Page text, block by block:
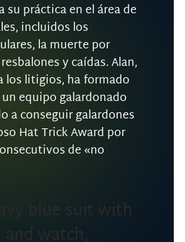
su práctica en el área de
incluidos los
la muerte por
y caídas. Alan,
los litigios, ha formado
equipo galardonado
a conseguir galardones
Hat Trick Award por
de «no